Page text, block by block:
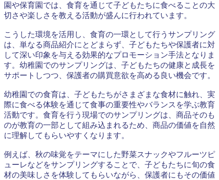
園や保育園では、食育を通じて子どもたちに食べることの大
切さや楽しさを教える活動が盛んに行われています。
こうした環境を活用し、食育の一環として行うサンプリング
は、単なる商品紹介にとどまらず、子どもたちや保護者に対
して深い印象を与える効果的なプロモーション手法となりま
す。幼稚園でのサンプリングは、子どもたちの健康と成長を
サポートしつつ、保護者の購買意欲を高める良い機会です。
幼稚園での食育は、子どもたちがさまざまな食材に触れ、実
際に食べる体験を通じて食事の重要性やバランスを学ぶ教育
活動です。食育を行う現場でのサンプリングは、商品そのも
のが教育の一部として組み込まれるため、商品の価値を自然
に理解してもらいやすくなります。
例えば、秋の味覚をテーマにした野菜スナックやフルーツピ
ューレなどをサンプリングすることで、子どもたちに旬の食
材の美味しさを体験してもらいながら、保護者にもその価値